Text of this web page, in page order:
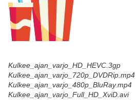
Kulkee_ajan_varjo_HD_HEVC.3gp
Kulkee_ajan_varjo_720p_DVDRip.mp4
Kulkee_ajan_varjo_480p_BluRay.mp4
Kulkee_ajan_varjo_Full_HD_XviD.avi